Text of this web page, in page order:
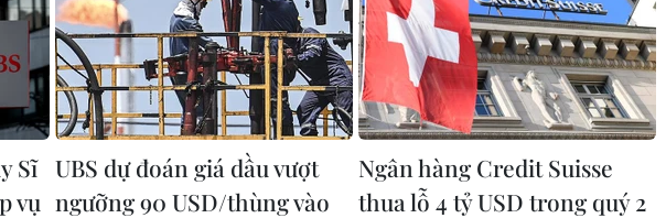
Sĩ
vụ
UBS dự đoán giá dầu vượt
ngưỡng 90 USD/thùng vào
Ngân hàng Credit Suisse
thua lỗ 4 tỷ USD trong quý 2